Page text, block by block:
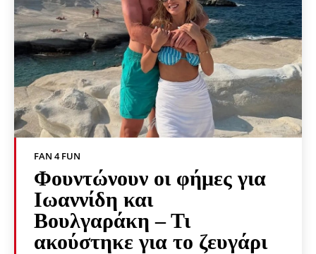
FAN 4 FUN
Φουντώνουν οι φήμες για
Ιωαννίδη και
Βουλγαράκη – Τι
ακούστηκε για το ζευγάρι